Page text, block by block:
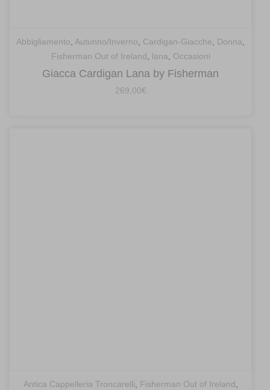
Abbigliamento, Autunno/Inverno, Cardigan-Giacche, Donna,
Fisherman Out of Ireland, lana, Occasioni
Giacca Cardigan Lana by Fisherman
269,00€
Antica Cappelleria Troncarelli, Fisherman Out of Ireland,